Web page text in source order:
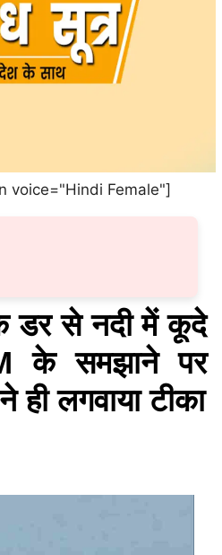
voice="Hindi Female"]
डर से नदी में कूदे
के समझाने पर
ही लगवाया टीका